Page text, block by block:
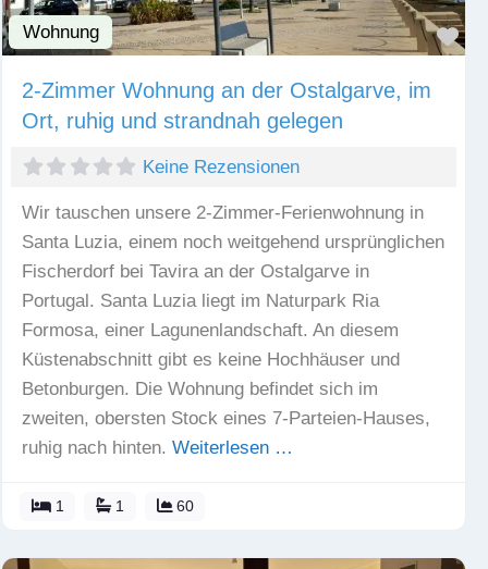
Wohnung
2-Zimmer Wohnung an der Ostalgarve, im
Ort, ruhig und strandnah gelegen
Keine Rezensionen
Wir tauschen unsere 2-Zimmer-Ferienwohnung in
Santa Luzia, einem noch weitgehend ursprünglichen
Fischerdorf bei Tavira an der Ostalgarve in
Portugal. Santa Luzia liegt im Naturpark Ria
Formosa, einer Lagunenlandschaft. An diesem
Küstenabschnitt gibt es keine Hochhäuser und
Betonburgen. Die Wohnung befindet sich im
zweiten, obersten Stock eines 7-Parteien-Hauses,
ruhig nach hinten. Weiterlesen …
1 1 60